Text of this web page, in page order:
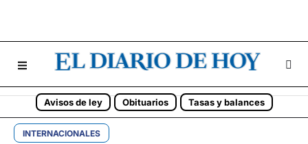
Avisos de ley Obituarios Tasas y balances
INTERNACIONALES